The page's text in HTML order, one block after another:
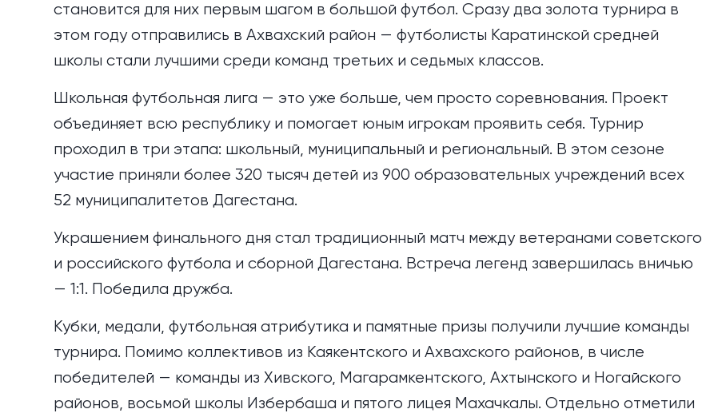
становится для них первым шагом в большой футбол. Сразу два золота турнира в
этом году отправились в Ахвахский район — футболисты Каратинской средней
школы стали лучшими среди команд третьих и седьмых классов.
Школьная футбольная лига — это уже больше, чем просто соревнования. Проект
объединяет всю республику и помогает юным игрокам проявить себя. Турнир
проходил в три этапа: школьный, муниципальный и региональный. В этом сезоне
участие приняли более 320 тысяч детей из 900 образовательных учреждений всех
52 муниципалитетов Дагестана.
Украшением финального дня стал традиционный матч между ветеранами советского
и российского футбола и сборной Дагестана. Встреча легенд завершилась вничью
— 1:1. Победила дружба.
Кубки, медали, футбольная атрибутика и памятные призы получили лучшие команды
турнира. Помимо коллективов из Каякентского и Ахвахского районов, в числе
победителей — команды из Хивского, Магарамкентского, Ахтынского и Ногайского
районов, восьмой школы Избербаша и пятого лицея Махачкалы. Отдельно отметили